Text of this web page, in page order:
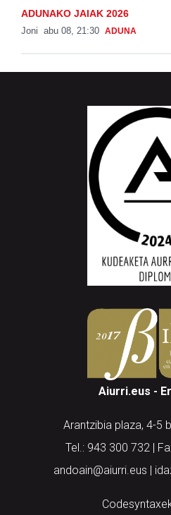
ADUNAKO JAIAK 2026
Joni abu 08, 21:30 ADUNA
Aiurri.eus -
Arantzibia plaza, 4-5
Tel.: 943 300 732 |
andoain@aiurri.eus |